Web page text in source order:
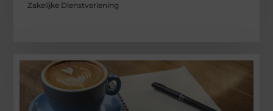
Zakelijke Dienstverlening